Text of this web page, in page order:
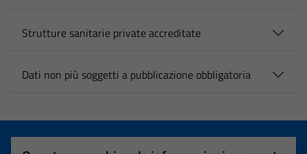
Strutture sanitarie private accreditate
Dati non più soggetti a pubblicazione obbligatoria